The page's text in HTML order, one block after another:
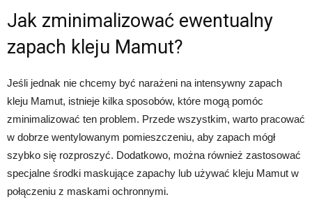
Jak zminimalizować ewentualny
zapach kleju Mamut?
Jeśli jednak nie chcemy być narażeni na intensywny zapach
kleju Mamut, istnieje kilka sposobów, które mogą pomóc
zminimalizować ten problem. Przede wszystkim, warto pracować
w dobrze wentylowanym pomieszczeniu, aby zapach mógł
szybko się rozproszyć. Dodatkowo, można również zastosować
specjalne środki maskujące zapachy lub używać kleju Mamut w
połączeniu z maskami ochronnymi.